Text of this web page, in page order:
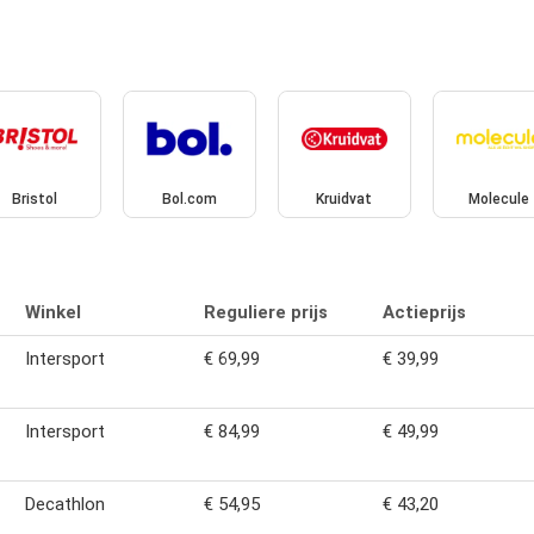
Bristol Bol.com Kruidvat Molecule
Winkel Reguliere prijs Actieprijs
Intersport € 69,99 € 39,99
Intersport € 84,99 € 49,99
Decathlon € 54,95 € 43,20